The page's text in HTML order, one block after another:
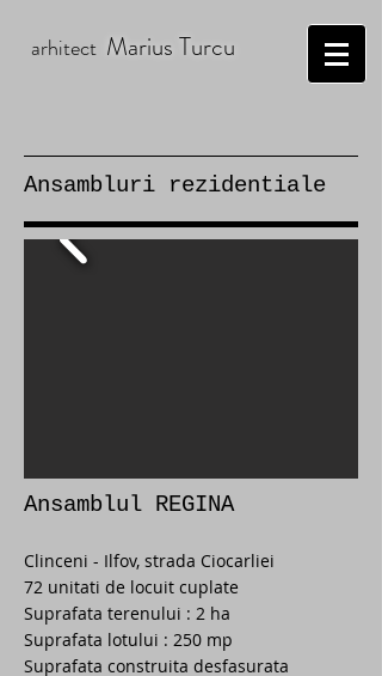
arhitect Marius Turcu
Ansambluri rezidentiale
Ansamblul REGINA
Clinceni - Ilfov, strada Ciocarliei
72 unitati de locuit cuplate
Suprafata terenului : 2 ha
Suprafata lotului : 250 mp
Suprafata construita desfasurata